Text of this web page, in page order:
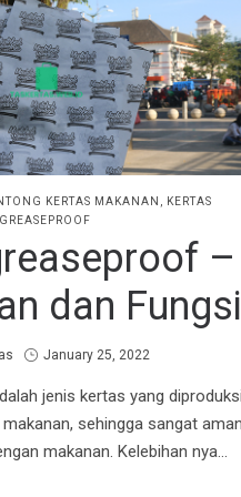
KERTAS MAKANAN
KERTAS
GREASEPROOF
–
dan Fungsi
Posted
January 25, 2022
jenis kertas yang diproduksi
sehingga sangat aman
makanan. Kelebihan nya…